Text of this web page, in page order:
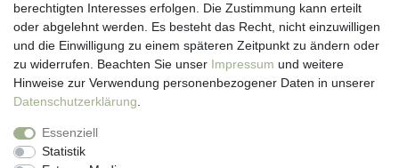
Versand & Lieferung
Zahlungsarten
viasalutis
Mehr zu viasalutis
Beratungscenter Haut
News
Beliebte Produkte (Top 20)
berechtigten Interesses erfolgen. Die Zustimmung kann erteilt
oder abgelehnt werden. Es besteht das Recht, nicht einzuwilligen
und die Einwilligung zu einem späteren Zeitpunkt zu ändern oder
zu widerrufen. Beachten Sie unser Impressum und weitere
Hinweise zur Verwendung personenbezogener Daten in unserer
Daten­schutz­erklärung
Essenziell
Statistik